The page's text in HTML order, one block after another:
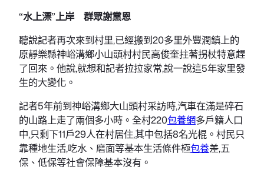
“水上漂”上岸 群眾謝黨恩
聽說記者再次來到村里,已經搬到20多里外豐潤鎮上的
原靜樂縣神峪溝鄉小山頭村村民高俊奎拄著拐杖特意趕
了回來。他說,就想和記者拉拉家常,說一說這5年家里發
生的大變化。
記者5年前到神峪溝鄉大山頭村采訪時,汽車在滿是碎石
的山路上走了兩個多小時。全村220包養網多戶籍人口
中,只剩下11戶29人在村居住,其中包括8名光棍。村民只
靠種地生活,吃水、磨面等基本生活條件極包養差,五
保、低保等社會保障基本沒有。